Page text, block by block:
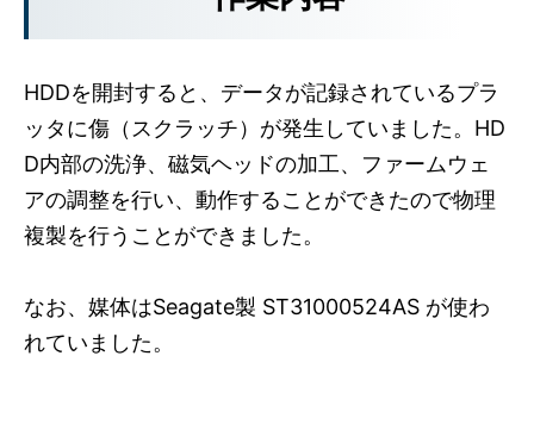
HDDを開封すると、データが記録されているプラ
ッタに傷（スクラッチ）が発生していました。HD
D内部の洗浄、磁気ヘッドの加工、ファームウェ
アの調整を行い、動作することができたので物理
複製を行うことができました。
なお、媒体はSeagate製 ST31000524AS が使わ
れていました。